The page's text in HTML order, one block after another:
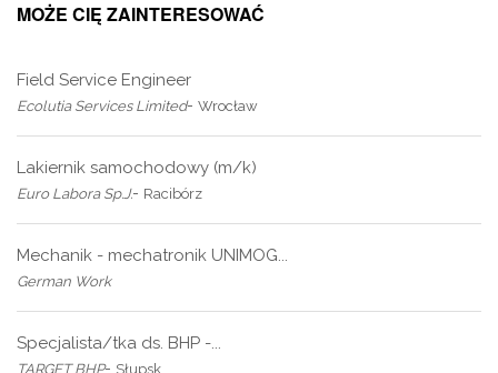
MOŻE CIĘ ZAINTERESOWAĆ
Field Service Engineer
Ecolutia Services Limited- Wrocław
Lakiernik samochodowy (m/k)
Euro Labora Sp.J.- Racibórz
Mechanik - mechatronik UNIMOG...
German Work
Specjalista/tka ds. BHP -...
TARGET BHP- Słupsk